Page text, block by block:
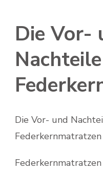
Die Vor-
Die Vor- und
Federkernmatratzen